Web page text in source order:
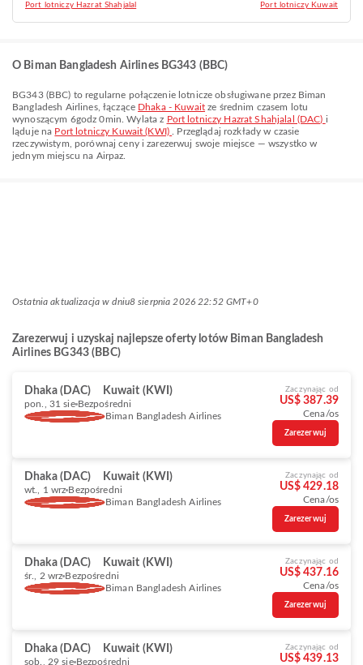
Port lotniczy Hazrat Shahjalal Port lotniczy Kuwait
O Biman Bangladesh Airlines BG343 (BBC)
BG343(BBC) to regularne połączenie lotnicze obsługiwane przez Biman
Bangladesh Airlines, łączące Dhaka - Kuwait ze średnim czasem lotu
wynoszącym 6godz 0min . Wylata z Port lotniczy Hazrat Shahjalal (DAC) i
ląduje na Port lotniczy Kuwait (KWI)
. Przeglądaj rozkłady w czasie
rzeczywistym, porównaj ceny i zarezerwuj swoje miejsce — wszystko w
jednym miejscu na Airpaz.
Ostatnia aktualizacja w dniu8 sierpnia 2026 22:52 GMT+0
Zarezerwuj i uzyskaj najlepsze oferty lotów Biman Bangladesh
Airlines BG343 (BBC)
Dhaka (DAC) Kuwait (KWI)
pon., 31 sie Bezpośredni
Biman Bangladesh Airlines
Zaczynając od
US$ 387.39
Cena/os
Zarezerwuj
Dhaka (DAC) Kuwait (KWI)
wt., 1 wrz Bezpośredni
Biman Bangladesh Airlines
Zaczynając od
US$ 429.18
Cena/os
Zarezerwuj
Dhaka (DAC) Kuwait (KWI)
śr., 2 wrz Bezpośredni
Biman Bangladesh Airlines
Zaczynając od
US$ 437.16
Cena/os
Zarezerwuj
Dhaka (DAC) Kuwait (KWI)
sob., 29 sie Bezpośredni
Zaczynając od
US$ 439.13